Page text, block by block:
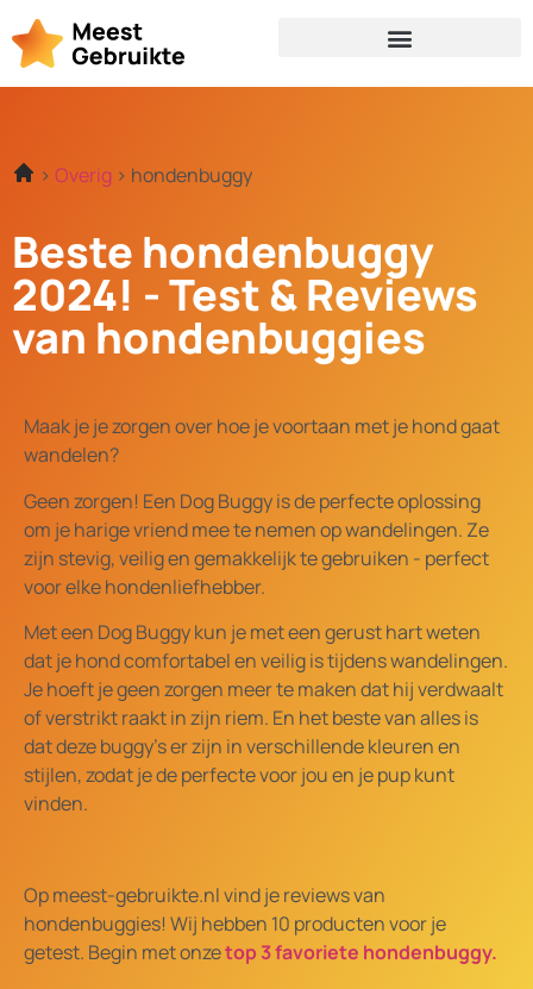
Overig hondenbuggy
Beste hondenbuggy
2024! - Test & Reviews
van hondenbuggies
Maak je je zorgen over hoe je voortaan met je hond gaat
wandelen?
Geen zorgen! Een Dog Buggy is de perfecte oplossing
om je harige vriend mee te nemen op wandelingen. Ze
zijn stevig, veilig en gemakkelijk te gebruiken - perfect
voor elke hondenliefhebber.
Met een Dog Buggy kun je met een gerust hart weten
dat je hond comfortabel en veilig is tijdens wandelingen.
Je hoeft je geen zorgen meer te maken dat hij verdwaalt
of verstrikt raakt in zijn riem. En het beste van alles is
dat deze buggy's er zijn in verschillende kleuren en
stijlen, zodat je de perfecte voor jou en je pup kunt
vinden.
Op meest-gebruikte.nl vind je reviews van
hondenbuggies! Wij hebben 10 producten voor je
getest. Begin met onzetop 3 favoriete hondenbuggy.